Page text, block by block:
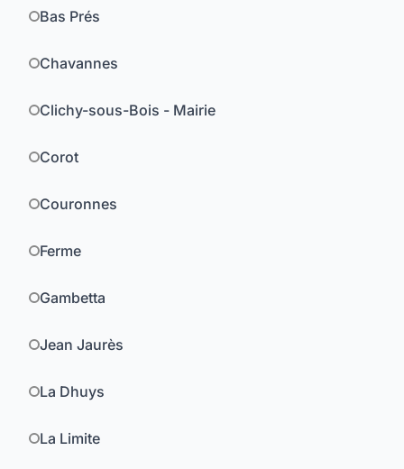
Bas Prés
Chavannes
Clichy-sous-Bois - Mairie
Corot
Couronnes
Ferme
Gambetta
Jean Jaurès
La Dhuys
La Limite